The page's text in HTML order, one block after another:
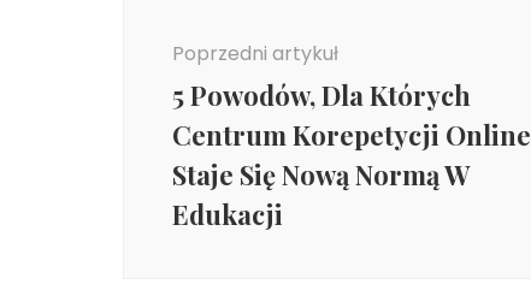
Poprzedni artykuł
5 Powodów, Dla Których
Centrum Korepetycji Online
Staje Się Nową Normą W
Edukacji